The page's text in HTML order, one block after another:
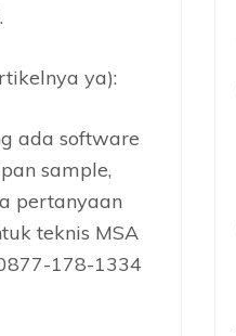
ya):
ada software
sample,
pertanyaan
teknis MSA
178-1334